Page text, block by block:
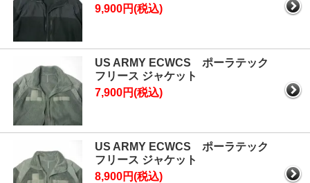
9,900円(税込)
US ARMY ECWCS ポーラテック
フリース ジャケット
7,900円(税込)
US ARMY ECWCS ポーラテック
フリース ジャケット
8,900円(税込)